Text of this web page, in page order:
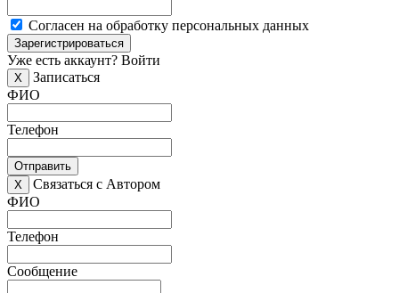
Согласен на обработку персональных данных
Зарегистрироваться
Уже есть аккаунт? Войти
X
Записаться
ФИО
Телефон
Отправить
X
Связаться с Автором
ФИО
Телефон
Сообщение